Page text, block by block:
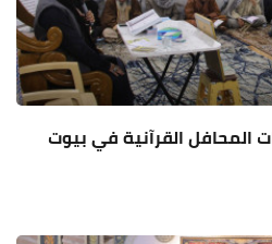
مئات المحافل القرآنية في بيوت